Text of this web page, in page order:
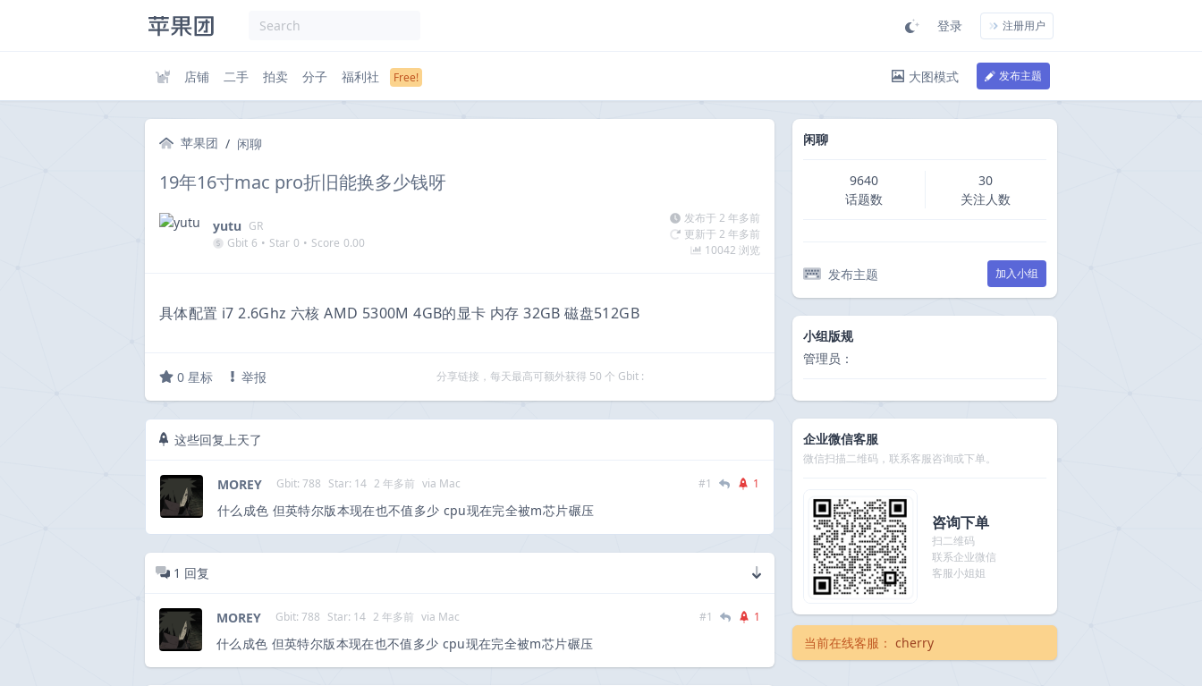
登录 注册用户
店铺 二手 拍卖 分子 福利社 大图模式 发布主题
苹果团 / 闲聊
19年16寸mac pro折旧能换多少钱呀
yutu GR
Gbit 6 • Star 0 • Score 0.00
发布于 2 年多前
更新于 2 年多前
10042 浏览
具体配置 i7 2.6Ghz 六核 AMD 5300M 4GB的显卡 内存 32GB 磁盘512GB
0 星标 举报 分享链接，每天最高可额外获得 50 个 Gbit :
这些回复上天了
MOREY Gbit: 788 Star: 14 2 年多前 via Mac #1 1
什么成色 但英特尔版本现在也不值多少 cpu现在完全被m芯片碾压
1 回复
MOREY Gbit: 788 Star: 14 2 年多前 via Mac #1 1
什么成色 但英特尔版本现在也不值多少 cpu现在完全被m芯片碾压
闲聊
9640
话题数
30
关注人数
发布主题 加入小组
小组版规
管理员：
企业微信客服
微信扫描二维码，联系客服咨询或下单。
咨询下单
扫二维码
联系企业微信
客服小姐姐
当前在线客服： cherry